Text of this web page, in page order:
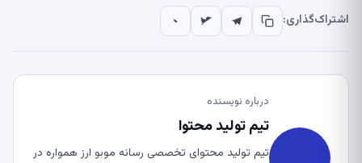
اشتراک‌گذاری:
درباره نویسنده
تیم تولید محتوا
تیم تولید محتوای تخصصی رسانه موبو ارز همواره در